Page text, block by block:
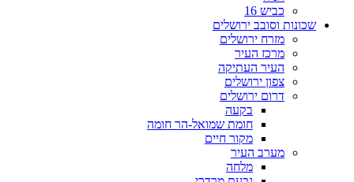
כביש 16
שכונות וסובב ירושלים
מזרח ירושלים
מרכז העיר
העיר העתיקה
צפון ירושלים
דרום ירושלים
בקעה
חומת שמואל-הר חומה
מקור חיים
מערב העיר
מלחה